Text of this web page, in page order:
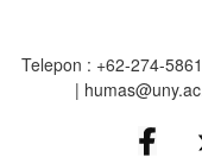
main
Telepon : +62-274-
|